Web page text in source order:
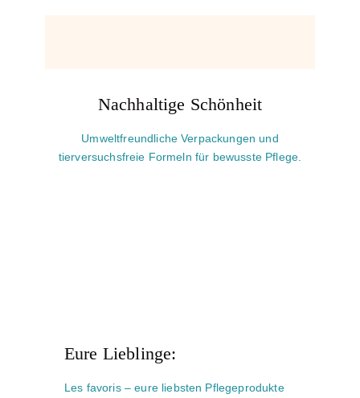
Nachhaltige Schönheit
Umweltfreundliche Verpackungen und
tierversuchsfreie Formeln für bewusste Pflege.
Eure Lieblinge:
Les favoris – eure liebsten Pflegeprodukte